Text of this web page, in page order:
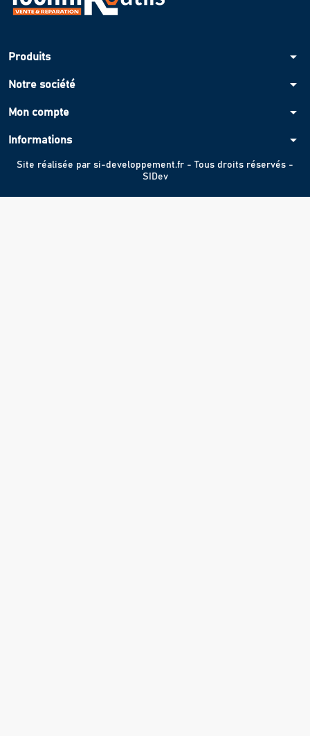
Produits arrow_drop_down
Notre société arrow_drop_down
Mon compte arrow_drop_down
Informations arrow_drop_down
Site réalisée par si-developpement.fr - Tous droits réservés -
SIDev